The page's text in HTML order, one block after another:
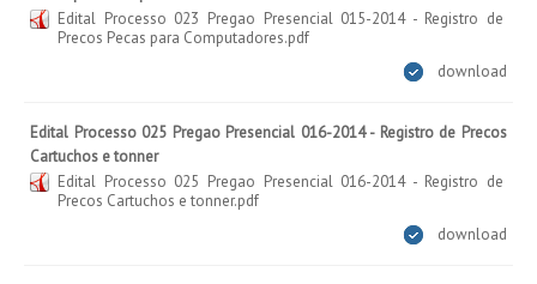
Edital Processo 023 Pregao Presencial 015-2014 - Registro de
Precos Pecas para Computadores.pdf
download
Edital Processo 025 Pregao Presencial 016-2014 - Registro de Precos
Cartuchos e tonner
Edital Processo 025 Pregao Presencial 016-2014 - Registro de
Precos Cartuchos e tonner.pdf
download